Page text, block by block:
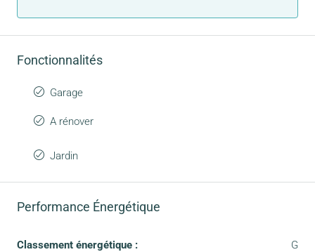
Fonctionnalités
Garage
A rénover
Jardin
Performance Énergétique
Classement énergétique : G